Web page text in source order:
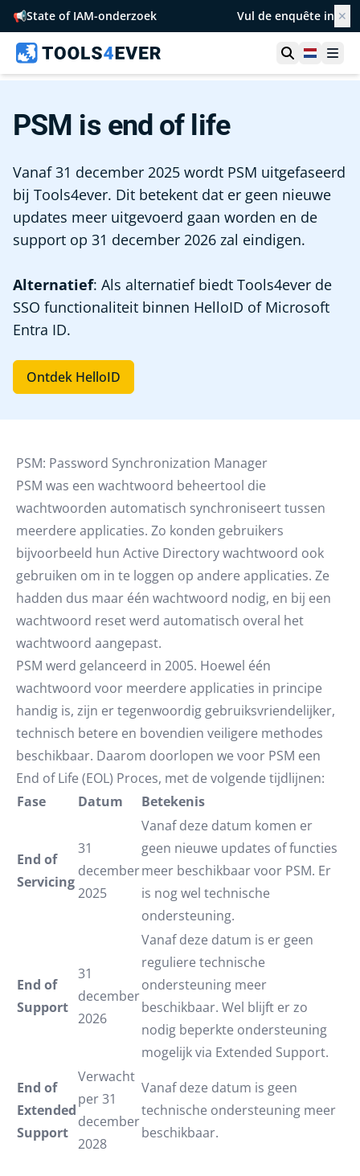
📢State of IAM-onderzoek Vul de enquête in ✕
Toon zoek
PSM is end of life
Vanaf 31 december 2025 wordt PSM uitgefaseerd
bij Tools4ever. Dit betekent dat er geen nieuwe
updates meer uitgevoerd gaan worden en de
support op 31 december 2026 zal eindigen.
Alternatief: Als alternatief biedt Tools4ever de
SSO functionaliteit binnen HelloID of Microsoft
Entra ID.
Ontdek HelloID
PSM: Password Synchronization Manager
PSM was een wachtwoord beheertool die
wachtwoorden automatisch synchroniseert tussen
meerdere applicaties. Zo konden gebruikers
bijvoorbeeld hun Active Directory wachtwoord ook
gebruiken om in te loggen op andere applicaties. Ze
hadden dus maar één wachtwoord nodig, en bij een
wachtwoord reset werd automatisch overal het
wachtwoord aangepast.
PSM werd gelanceerd in 2005. Hoewel één
wachtwoord voor meerdere applicaties in principe
handig is, zijn er tegenwoordig gebruiksvriendelijker,
technisch betere en bovendien veiligere methodes
beschikbaar. Daarom doorlopen we voor PSM een
End of Life (EOL) Proces, met de volgende tijdlijnen:
Fase
Datum Betekenis
End of
Servicing
31
december
2025
Vanaf deze datum komen er
geen nieuwe updates of functies
meer beschikbaar voor PSM. Er
is nog wel technische
ondersteuning.
End of
Support
31
december
2026
Vanaf deze datum is er geen
reguliere technische
ondersteuning meer
beschikbaar. Wel blijft er zo
nodig beperkte ondersteuning
mogelijk via Extended Support.
End of
Extended
Support
Verwacht
per 31
december
2028
Vanaf deze datum is geen
technische ondersteuning meer
beschikbaar.